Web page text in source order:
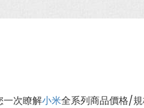
一次瞭解小米全系列商品價格/